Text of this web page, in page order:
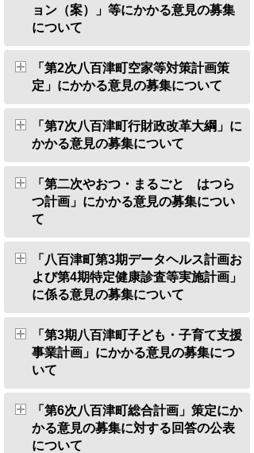
ョン（案）」等にかかる意見の募集
について
「第2次八百津町空家等対策計画策
定」にかかる意見の募集について
「第7次八百津町行財政改革大綱」に
かかる意見の募集について
「第二次やおつ・まるごと はつら
つ計画」にかかる意見の募集につい
て
「八百津町第3期データヘルス計画お
よび第4期特定健康診査等実施計画」
に係る意見の募集について
「第3期八百津町子ども・子育て支援
事業計画」にかかる意見の募集につ
いて
「第6次八百津町総合計画」策定にか
かる意見の募集に対する回答の公表
について